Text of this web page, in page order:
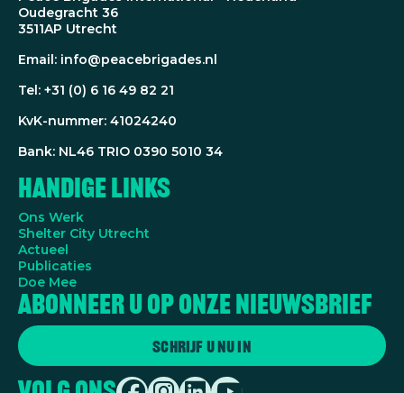
Oudegracht 36
3511AP Utrecht
Email: info@peacebrigades.nl
Tel: +31 (0) 6 16 49 82 21
KvK-nummer: 41024240
Bank: NL46 TRIO 0390 5010 34
Handige Links
Ons Werk
Shelter City Utrecht
Actueel
Publicaties
Doe Mee
Abonneer u op onze nieuwsbrief
Schrijf u nu in